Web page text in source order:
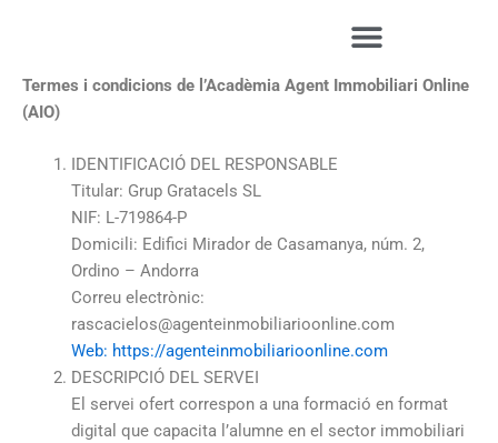
Termes i condicions de l’Acadèmia Agent Immobiliari Online
(AIO)
IDENTIFICACIÓ DEL RESPONSABLE
Titular: Grup Gratacels SL
NIF: L-719864-P
Domicili: Edifici Mirador de Casamanya, núm. 2,
Ordino – Andorra
Correu electrònic:
rascacielos@agenteinmobiliarioonline.com
Web: https://agenteinmobiliarioonline.com
DESCRIPCIÓ DEL SERVEI
El servei ofert correspon a una formació en format
digital que capacita l’alumne en el sector immobiliari